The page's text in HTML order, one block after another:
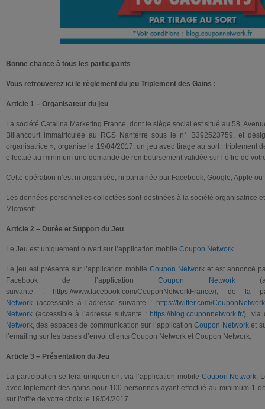
Bonne chance à tous les participants
Vous retrouverez ici le règlement du jeu Triplement des Gains :
Article 1 – Organisateur du jeu
La société Catalina Marketing France, dont le siège social est situé au 58,
Billancourt immatriculée au RCS Nanterre sous le n° B392523759, et
organisatrice », organise le 19/04/2017, un jeu avec tirage au sort : triplement
effectué au minimum une demande de remboursement validée sur l’offre de
Cette opération n’est ni organisée, ni parrainée par Facebook, Google, Apple ou
Les données personnelles collectées sont destinées à la société organisatrice
Microsoft.
Article 2 – Durée et Support du Jeu
Le Jeu est uniquement ouvert sur l’application mobile Coupon Network.
Le jeu est présenté sur l’application mobile Coupon Network et est annoncé
Facebook de l’applicationCoupon Network
suivante : https://www.facebook.com/CouponNetworkFrance/),
Network (accessible à l’adresse suivante :
https://twitter.com/
Network (accessible à l’adresse suivante : https://blog.couponnetwork.fr/), via
Network, des espaces de communication sur l’applicationCoupon Networket
l’emailing sur les bases d’envoi clients Coupon Network et Coupon Network.
Article 3 – Présentation du Jeu
La participation se fera uniquement via l’application mobile Coupon Network.
avec triplement des gains pour 100 personnes ayant effectué au minimum 1
sur l’offre de votre choix le 19/04/2017.